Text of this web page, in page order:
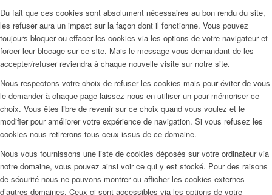
Du fait que ces cookies sont absolument nécessaires au bon rendu du site,
les refuser aura un impact sur la façon dont il fonctionne. Vous pouvez
toujours bloquer ou effacer les cookies via les options de votre navigateur et
forcer leur blocage sur ce site. Mais le message vous demandant de les
accepter/refuser reviendra à chaque nouvelle visite sur notre site.
Nous respectons votre choix de refuser les cookies mais pour éviter de vous
le demander à chaque page laissez nous en utiliser un pour mémoriser ce
choix. Vous êtes libre de revenir sur ce choix quand vous voulez et le
modifier pour améliorer votre expérience de navigation. Si vous refusez les
cookies nous retirerons tous ceux issus de ce domaine.
Nous vous fournissons une liste de cookies déposés sur votre ordinateur via
notre domaine, vous pouvez ainsi voir ce qui y est stocké. Pour des raisons
de sécurité nous ne pouvons montrer ou afficher les cookies externes
d’autres domaines. Ceux-ci sont accessibles via les options de votre